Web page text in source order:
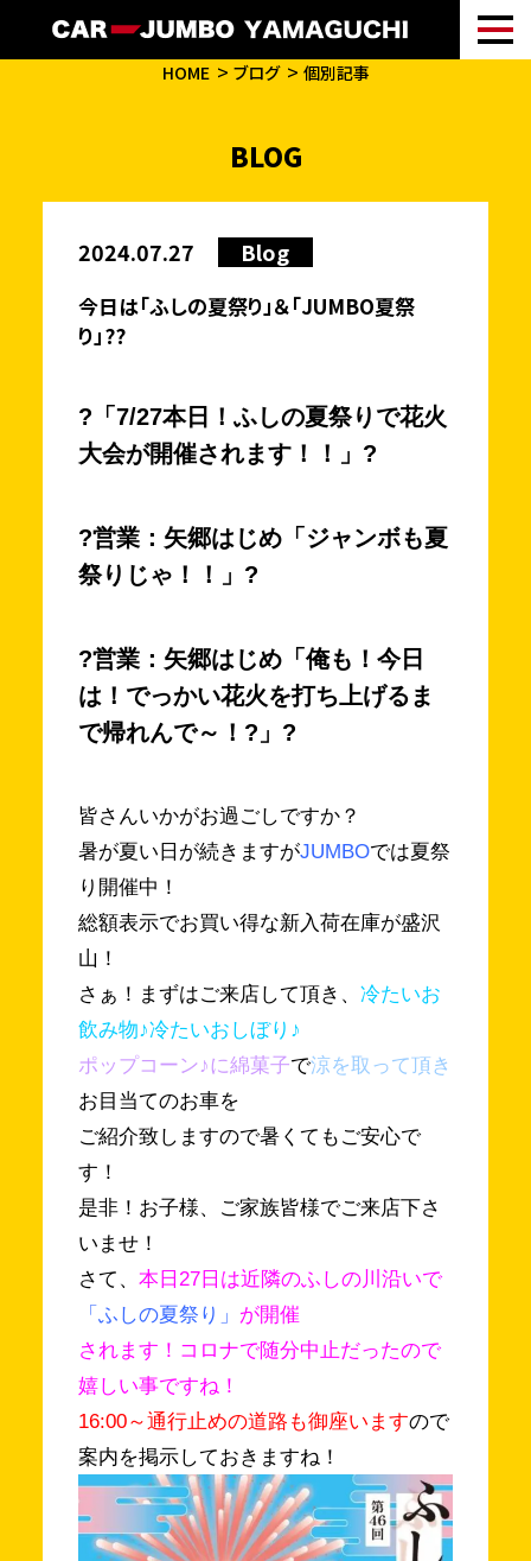
HOME ブログ 個別記事
BLOG
2024.07.27 Blog
今日は「ふしの夏祭り」＆「JUMBO夏祭
り」??
?「7/27本日！ふしの夏祭りで花火
大会が開催されます！！」?
?営業：矢郷はじめ「ジャンボも夏
祭りじゃ！！」?
?営業：矢郷はじめ「俺も！今日
は！でっかい花火を打ち上げるま
で帰れんで～！?」?
皆さんいかがお過ごしですか？
暑が夏い日が続きますがJUMBOでは夏祭
り開催中！
総額表示でお買い得な新入荷在庫が盛沢
山！
さぁ！まずはご来店して頂き、 冷たいお
飲み物♪冷たいおしぼり♪
ポップコーン♪に綿菓子で涼を取って頂き
お目当てのお車を
ご紹介致しますので暑くてもご安心で
す！
是非！お子様、ご家族皆様でご来店下さ
いませ！
さて、 本日27日は近隣のふしの川沿いで
「ふしの夏祭り」 が開催
されます！コロナで随分中止だったので
嬉しい事ですね！
16:00～通行止めの道路も御座いますので
案内を掲示しておきますね！